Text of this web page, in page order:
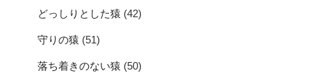
どっしりとした猿 (42)
守りの猿 (51)
落ち着きのない猿 (50)